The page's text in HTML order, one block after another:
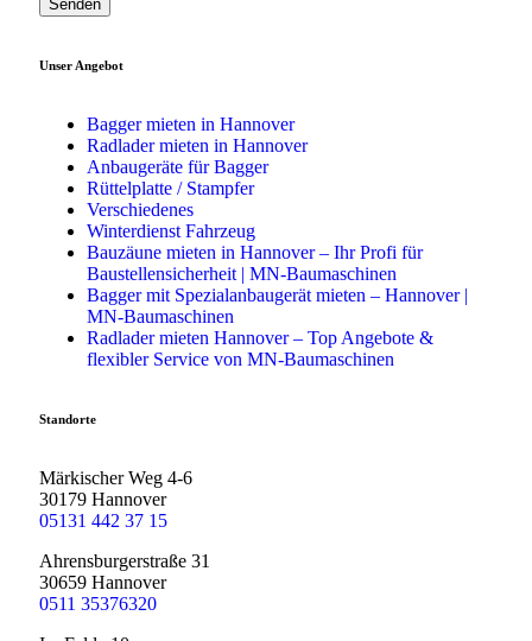
Unser Angebot
Bagger mieten in Hannover
Radlader mieten in Hannover
Anbaugeräte für Bagger
Rüttelplatte / Stampfer
Verschiedenes
Winterdienst Fahrzeug
Bauzäune mieten in Hannover – Ihr Profi für
Baustellensicherheit | MN-Baumaschinen
Bagger mit Spezialanbaugerät mieten – Hannover |
MN-Baumaschinen
Radlader mieten Hannover – Top Angebote &
flexibler Service von MN-Baumaschinen
Standorte
Märkischer Weg 4-6
30179 Hannover
05131 442 37 15
Ahrensburgerstraße 31
30659 Hannover
0511 35376320